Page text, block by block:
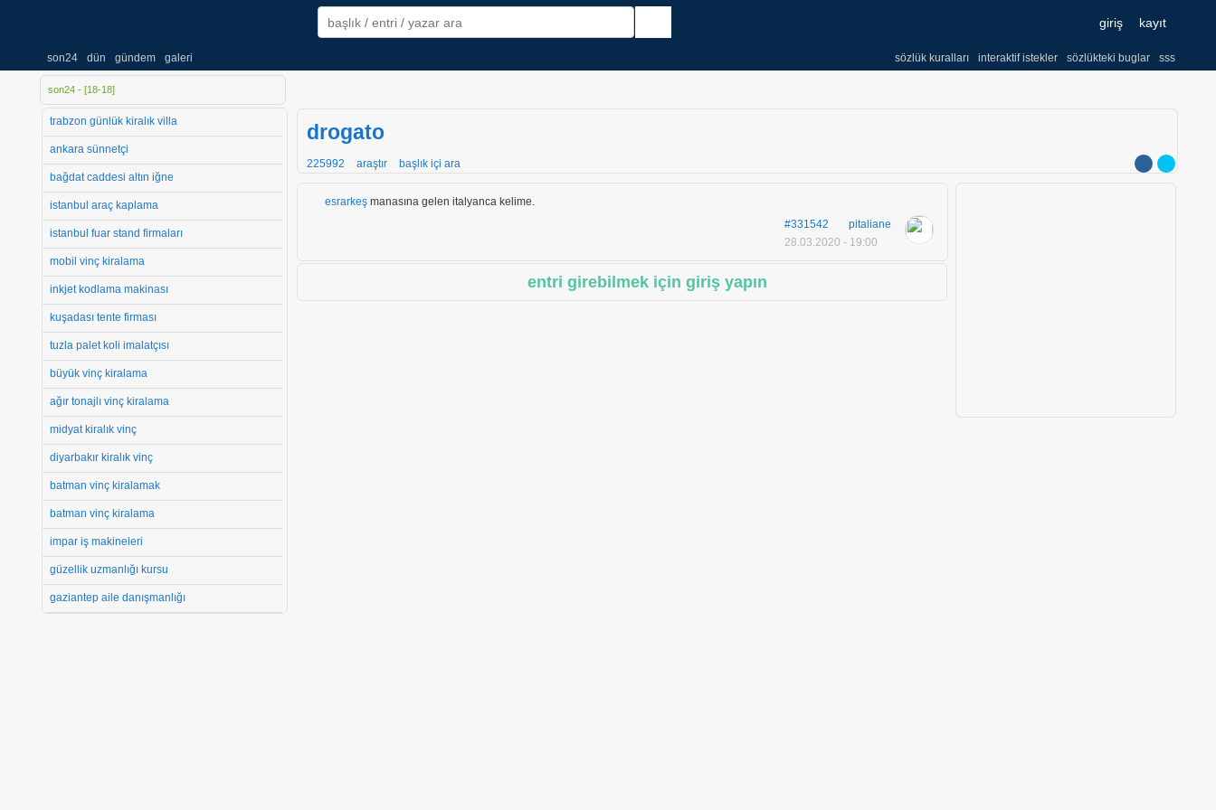
kayıt
giriş
son24 dün gündem galeri sss
sözlükteki buglar
interaktif istekler
sözlük kuralları
son24 - [18-18]
trabzon günlük kiralık villa
ankara sünnetçi
bağdat caddesi altın iğne
istanbul araç kaplama
istanbul fuar stand firmaları
mobil vinç kiralama
inkjet kodlama makinası
kuşadası tente firması
tuzla palet koli imalatçısı
büyük vinç kiralama
ağır tonajlı vinç kiralama
midyat kiralık vinç
diyarbakır kiralık vinç
batman vinç kiralamak
batman vinç kiralama
impar iş makineleri
güzellik uzmanlığı kursu
gaziantep aile danışmanlığı
drogato
225992 araştır başlık içi ara
esrarkeşmanasına gelen italyanca kelime.
#331542
pitaliane
28.03.2020 - 19:00
entri girebilmek için giriş yapın